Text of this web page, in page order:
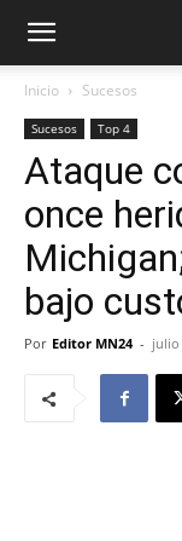
Inicio Sucesos
Sucesos Top 4
Ataque
once
bajo
Por Editor MN24 - julio